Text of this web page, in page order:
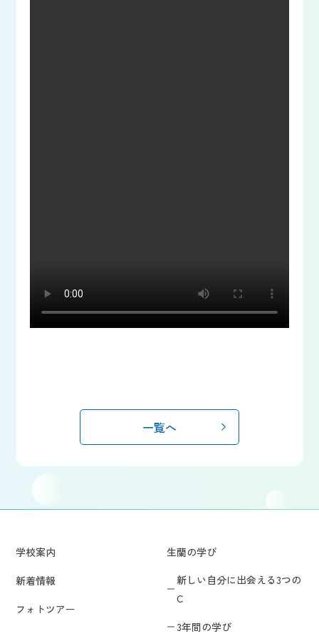
一覧へ
学校案内
新着情報
フォトツアー
生蘭の学び
新しい自分に出会える3つの
C
3年間の学び